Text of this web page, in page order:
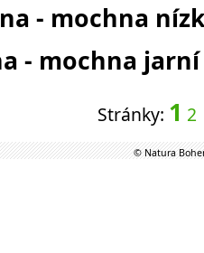
- mochna
- mochna jarní
Stránky: 1 2
© Natura